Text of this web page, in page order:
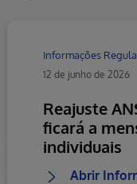
Informações
12 de junho de 2026
Reajuste
ficará a
individuais
Abrir